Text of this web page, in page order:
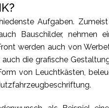
Aufgaben.
Bauschilder,
werden auch von
die grafische
von Leuchtkästen,